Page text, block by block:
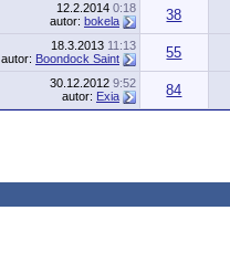
12.2.2014 0:18
autor: bokela 38
18.3.2013 11:13
autor: Boondock Saint 55
30.12.2012 9:52
autor: Exia 84